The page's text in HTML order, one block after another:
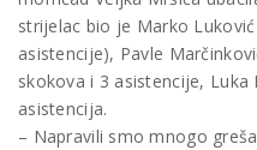
strijelac bio je Marko
asistencije), Pavle
skokova i 3 asistencije,
asistencija.
– Napravili smo mnogo